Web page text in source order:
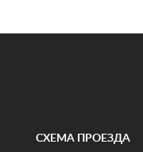
СХЕМА ПРОЕЗДА